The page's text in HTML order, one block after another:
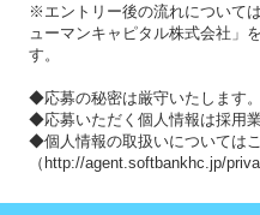
※エントリー後の流れについて
ューマンキャピタル株式会社」
す。
◆応募の秘密は厳守いたします。
◆応募いただく個人情報は採用
◆個人情報の取扱いについては
（http://agent.softbankhc.jp/